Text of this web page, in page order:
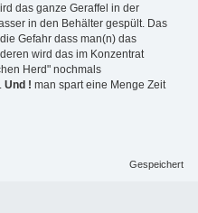
das ganze Geraffel in der
in den Behälter gespült. Das
Gefahr dass man(n) das
wird das im Konzentrat
Herd" nochmals
Und ! man spart eine Menge Zeit
Gespeichert